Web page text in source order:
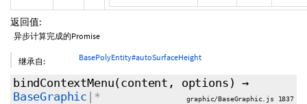
返回值:
异步计算完成的Promise
继承自: BasePolyEntity#autoSurfaceHeight
bindContextMenu(content, options ) →
BaseGraphic |* graphic/BaseGraphic.js 1837